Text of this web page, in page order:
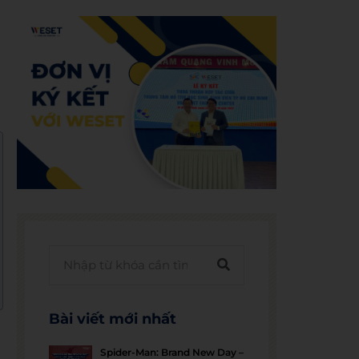
Bài viết mới nhất
Spider-Man: Brand New Day –